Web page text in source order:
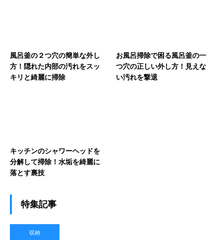
風呂釜の２つ穴の簡単な外し
方！隠れた内部の汚れをスッ
キリと綺麗に掃除
お風呂掃除で困る風呂釜の一
つ穴の正しい外し方！見えな
い汚れを撃退
キッチンのシャワーヘッドを
分解して掃除！水垢を綺麗に
落とす裏技
特集記事
収納